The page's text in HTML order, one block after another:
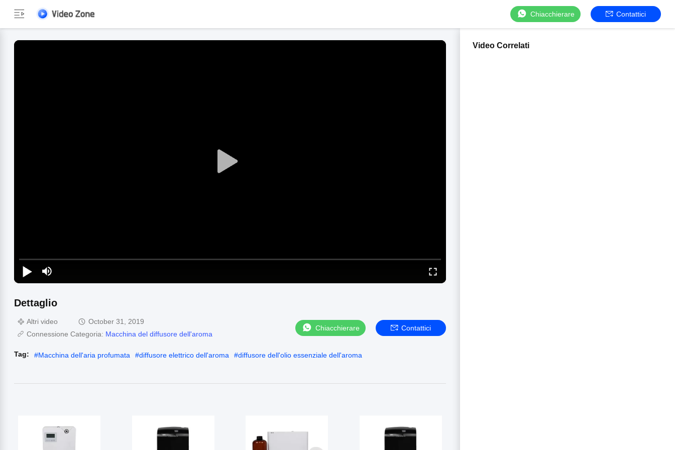
Chiacchierare Contattici
Dettaglio
Altri video
October 31, 2019
Connessione Categoria: Macchina del diffusore dell'aroma
Chiacchierare Contattici
Tag: #Macchina dell'aria profumata #diffusore elettrico dell'aroma #diffusore dell'olio essenziale dell'aroma
Video Correlati